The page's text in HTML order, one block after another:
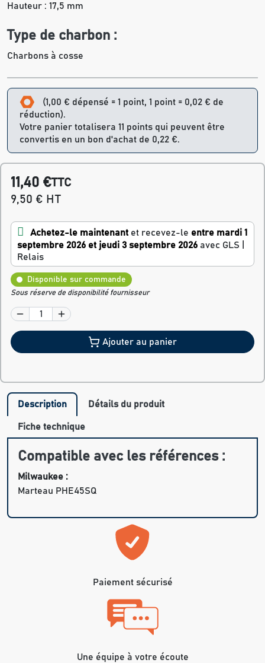
Hauteur : 17,5 mm
Type de charbon :
Charbons à cosse
(1,00 € dépensé = 1 point, 1 point = 0,02 € de
réduction).
Votre panier totalisera 11 points qui peuvent être
convertis en un bon d'achat de 0,22 €.
11,40 €TTC
9,50 € HT
Achetez-le maintenant et recevez-le entre mardi 1
septembre 2026 et jeudi 3 septembre 2026 avec GLS |
Relais
Disponible sur commande
Sous réserve de disponibilité fournisseur
Ajouter au panier
Description Détails du produit
Fiche technique
Compatible avec les références :
Milwaukee :
Marteau PHE45SQ
Paiement sécurisé
Une équipe à votre écoute